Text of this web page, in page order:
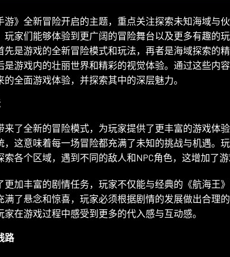
游》全新冒险开启的主题，重点关注探索未知海域与
玩家们能够体验到更广阔的冒险舞台以及更多有趣的
先是游戏的全新冒险模式和玩法，再者是海域探索的
是游戏内的壮丽世界和精彩的视觉体验。通过这些内
的全面游戏体验，并探索其中的深层魅力。
来了全新的冒险模式，为玩家提供了更丰富的游戏体
，这意味着每一场冒险都充满了未知的挑战与机遇。
各个区域，遇到不同的敌人和NPC角色，这增加了游
更加丰富的剧情任务，玩家不仅能与经典的《航海王
满了悬念和惊喜，玩家必须根据剧情的发展做出合理
在游戏过程中感受到更多的代入感与互动感。
路